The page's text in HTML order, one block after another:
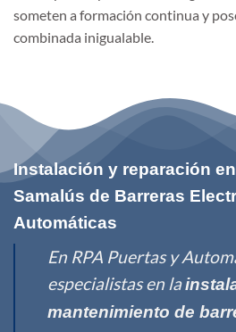
someten a formación continua y
combinada inigualable.
Instalación y reparación
Samalús de Barreras
Automáticas
En RPA Puertas y
especialistas en la
mantenimiento de